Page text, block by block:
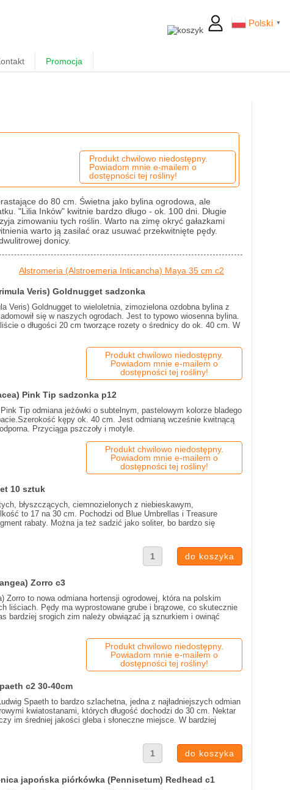
Polski ▼
Promocja
Produkt chwilowo niedostępny.
Powiadom mnie e-mailem o
dostępności tej rośliny!
do 80 cm. Świetna jako bylina ogrodowa, ale
"Lilia Inków" kwitnie bardzo długo - ok. 100 dni. Długie
zimowaniu tych roślin. Warto na zimę okryć gałazkami
warto ją zasilać oraz usuwać przekwitnięte pędy.
donicy.
Alstromeria (Alstroemeria Inticancha) Maya 35 cm c2
Veris) Goldnugget sadzonka
Veris) Goldnugget to wieloletnia, zimozielona ozdobna bylina z
się w naszych ogrodach. Jest to typowo wiosenna bylina.
o długości 20 cm tworzące rozety o średnicy do ok. 40 cm. W
Produkt chwilowo niedostępny.
Powiadom mnie e-mailem o
dostępności tej rośliny!
Pink Tip sadzonka p12
Tip odmiana jeżówki o subtelnym, pastelowym kolorze bladego
kępy ok. 40 cm. Jest odmianą wcześnie kwitnącą
Przyciąga pszczoły i motyle.
Produkt chwilowo niedostępny.
Powiadom mnie e-mailem o
dostępności tej rośliny!
10 sztuk
błyszczących, ciemnozielonych z niebieskawym,
to 17 na 30 cm. Pochodzi od Blue Umbrellas i Treasure
rabaty. Można ja też sadzić jako soliter, bo bardzo się
Zorro c3
Zorro to nowa odmiana hortensji ogrodowej, która na polskim
liściach. Pędy ma wyprostowane grube i brązowe, co skutecznie
bardziej srogich zim należy obwiązać ją sznurkiem i owinąć
Produkt chwilowo niedostępny.
Powiadom mnie e-mailem o
dostępności tej rośliny!
c2 30-40cm
Spaeth to bardzo szlachetna, jedna z najładniejszych odmian
kwiatostanami, których długość dochodzi do 30 cm. Nektar
im średniej jakości gleba i słoneczne miejsce. W bardziej
japońska piórkówka (Pennisetum) Redhead c1